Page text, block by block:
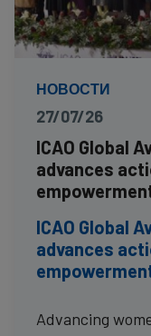
НОВОСТИ
27/07/26
ICAO Global
advances
ICAO Global
advances
Advancing